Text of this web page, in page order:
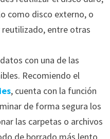
como disco externo, o
entre otras
con una de las
Recomiendo el
, cuenta con la función
de forma segura los
las carpetas o archivos
de borrado más lento